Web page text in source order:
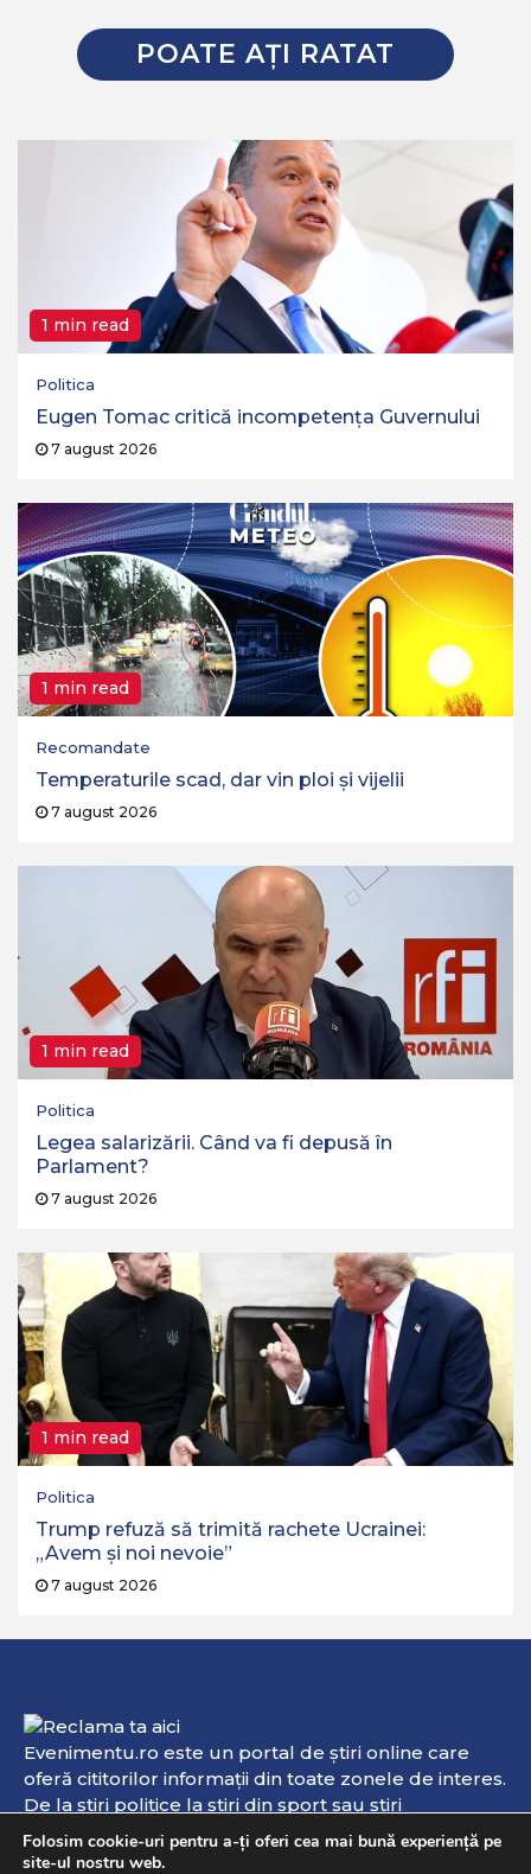
POATE AŢI RATAT
1 min read
Politica
Eugen Tomac critică incompetența Guvernului
7 august 2026
1 min read
Recomandate
Temperaturile scad, dar vin ploi și vijelii
7 august 2026
1 min read
Politica
Legea salarizării. Când va fi depusă în
Parlament?
7 august 2026
1 min read
Politica
Trump refuză să trimită rachete Ucrainei:
„Avem și noi nevoie”
7 august 2026
Evenimentu.ro este un portal de ştiri online care
oferă cititorilor informaţii din toate zonele de interes.
De la ştiri politice la ştiri din sport sau ştiri
internaţionale, aici veţi găsi informaţii de interes şi
evenimente online. Dacă aveţi vreo ştire sau
Folosim cookie-uri pentru a-ți oferi cea mai bună experiență pe
site-ul nostru web.